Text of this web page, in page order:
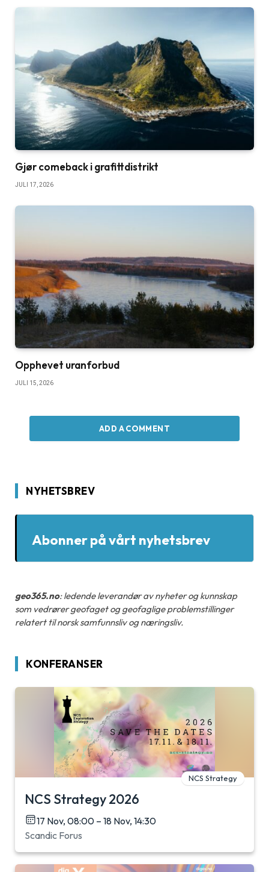
Gjør comeback i grafittdistrikt
JULI 17, 2026
Opphevet uranforbud
JULI 15, 2026
ADD A COMMENT
NYHETSBREV
Abonner på vårt nyhetsbrev
geo365.no: ledende leverandør av nyheter og kunnskap
som vedrører geofaget og geofaglige problemstillinger
relatert til norsk samfunnsliv og næringsliv.
KONFERANSER
NCS Strategy
NCS Strategy 2026
17 Nov, 08:00 – 18 Nov, 14:30
Scandic Forus